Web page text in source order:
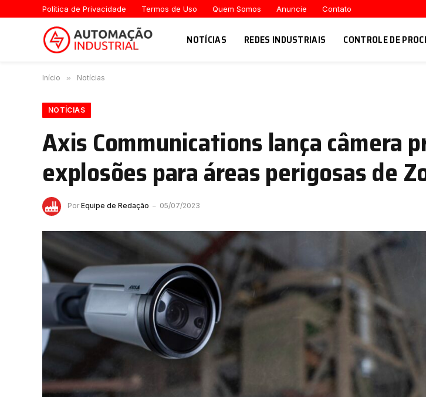
Política de Privacidade Termos de Uso Quem Somos Anuncie Contato
NOTÍCIAS REDES INDUSTRIAIS CONTROLE DE
Início » Notícias
NOTÍCIAS
Axis Communications lança câmera
explosões para áreas perigosas de
Por Equipe de Redação 05/07/2023